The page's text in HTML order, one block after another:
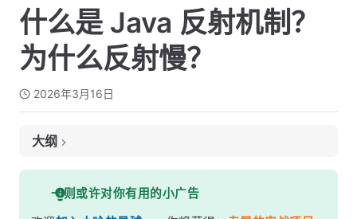
什么是 Java 反射机制？
为什么反射慢？
2026年3月16日
大纲
面试考察点
核心答案
一则或许对你有用的小广告